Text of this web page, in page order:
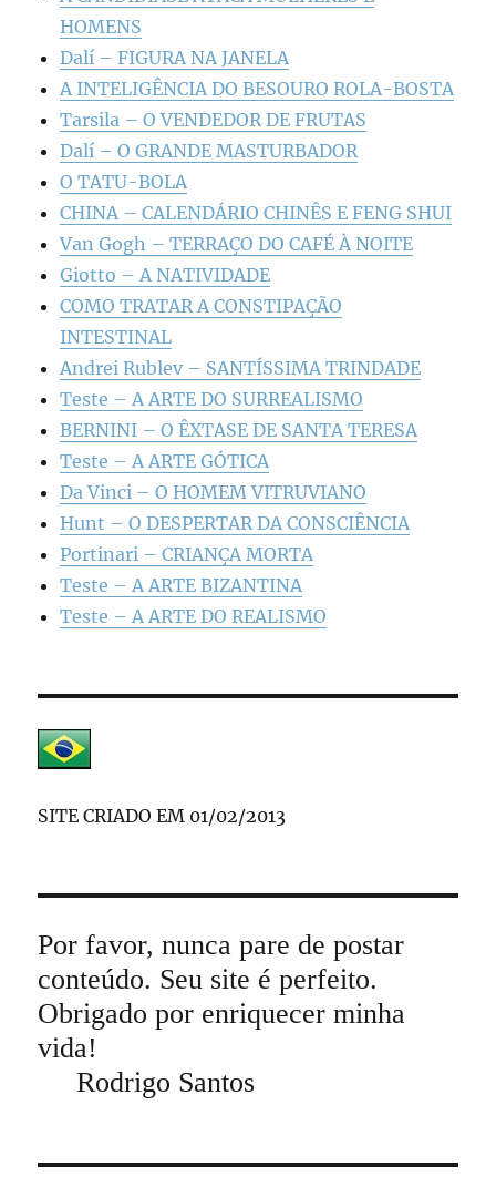
HOMENS
Dalí – FIGURA NA JANELA
A INTELIGÊNCIA DO BESOURO ROLA-BOSTA
Tarsila – O VENDEDOR DE FRUTAS
Dalí – O GRANDE MASTURBADOR
O TATU-BOLA
CHINA – CALENDÁRIO CHINÊS E FENG SHUI
Van Gogh – TERRAÇO DO CAFÉ À NOITE
Giotto – A NATIVIDADE
COMO TRATAR A CONSTIPAÇÃO
INTESTINAL
Andrei Rublev – SANTÍSSIMA TRINDADE
Teste – A ARTE DO SURREALISMO
BERNINI – O ÊXTASE DE SANTA TERESA
Teste – A ARTE GÓTICA
Da Vinci – O HOMEM VITRUVIANO
Hunt – O DESPERTAR DA CONSCIÊNCIA
Portinari – CRIANÇA MORTA
Teste – A ARTE BIZANTINA
Teste – A ARTE DO REALISMO
SITE CRIADO EM 01/02/2013
Por favor, nunca pare de postar
conteúdo. Seu site é perfeito.
Obrigado por enriquecer minha
vida!
Rodrigo Santos